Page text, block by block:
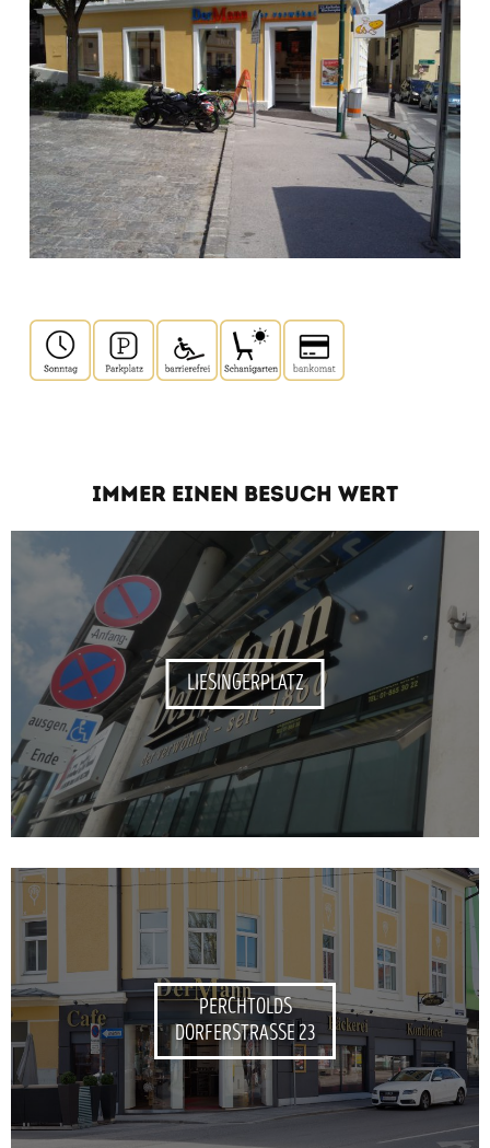
IMMER EINEN BESUCH WERT
LIESINGERPLATZ
PERCHTOLDS
DORFERSTRASSE 23